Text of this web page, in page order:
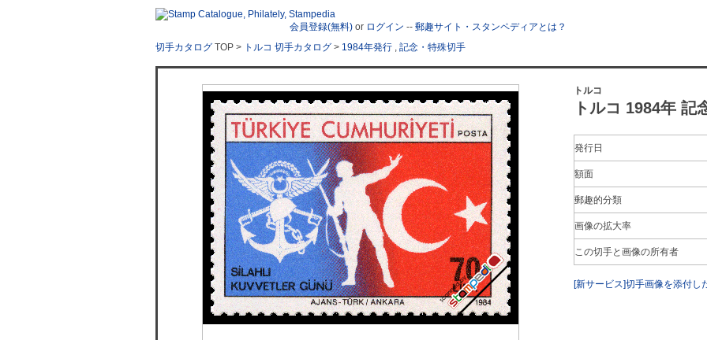
会員登録(無料) or ログイン -- 郵趣サイト・スタンペディアとは？
切手カタログ TOP > トルコ 切手カタログ > 1984年発行 , 記念・特殊切手
トルコ
トルコ 1984年
発行日
額面
郵趣的分類
画像の拡大率
この切手と画像の所有者
[新サービス]切手画像を添付し